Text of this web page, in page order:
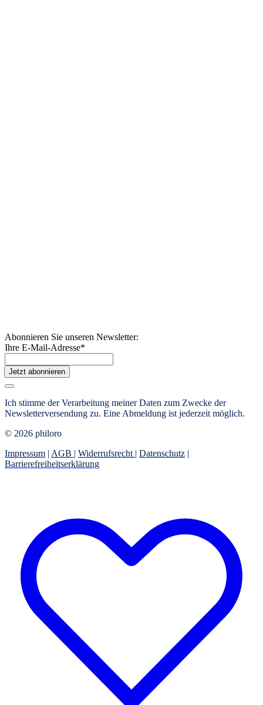
Abonnieren Sie unseren Newsletter:
Ihre E-Mail-Adresse*
Jetzt abonnieren
Ich stimme der Verarbeitung meiner Daten zum Zwecke der
Newsletterversendung zu. Eine Abmeldung ist jederzeit möglich.
© 2026 philoro
Impressum | AGB | Widerrufsrecht | Datenschutz |
Barrierefreiheitserklärung